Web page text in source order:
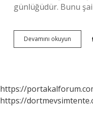
günlüğüdür. Bunu
Devamını okuyun
Olmak
https://
https://